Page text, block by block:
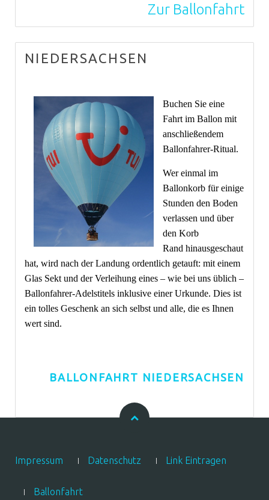
Zur Ballonfahrt
NIEDERSACHSEN
Buchen Sie eine
Fahrt im Ballon mit
anschließendem
Ballonfahrer-Ritual.
Wer einmal im
Ballonkorb für einige
Stunden den Boden
verlassen und über
den Korb
Rand hinausgeschaut
hat, wird nach der Landung ordentlich getauft: mit einem
Glas Sekt und der Verleihung eines – wie bei uns üblich –
Ballonfahrer-Adelstitels inklusive einer Urkunde. Dies ist
ein tolles Geschenk an sich selbst und alle, die es Ihnen
wert sind.
BALLONFAHRT NIEDERSACHSEN
Impressum Datenschutz Link Eintragen
Ballonfahrt